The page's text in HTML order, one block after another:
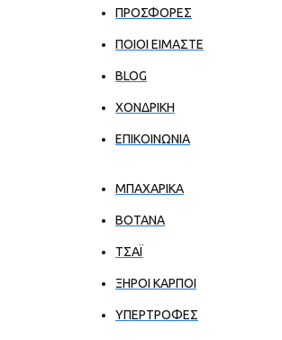
ΠΡΟΣΦΟΡΕΣ
ΠΟΙΟΙ ΕΊΜΑΣΤΕ
BLOG
ΧΟΝΔΡΙΚΉ
ΕΠΙΚΟΙΝΩΝΊΑ
ΜΠΑΧΑΡΙΚΑ
ΒΟΤΑΝΑ
ΤΣΑΪ
ΞΗΡΟΙ ΚΑΡΠΟΙ
ΥΠΕΡΤΡΟΦΕΣ